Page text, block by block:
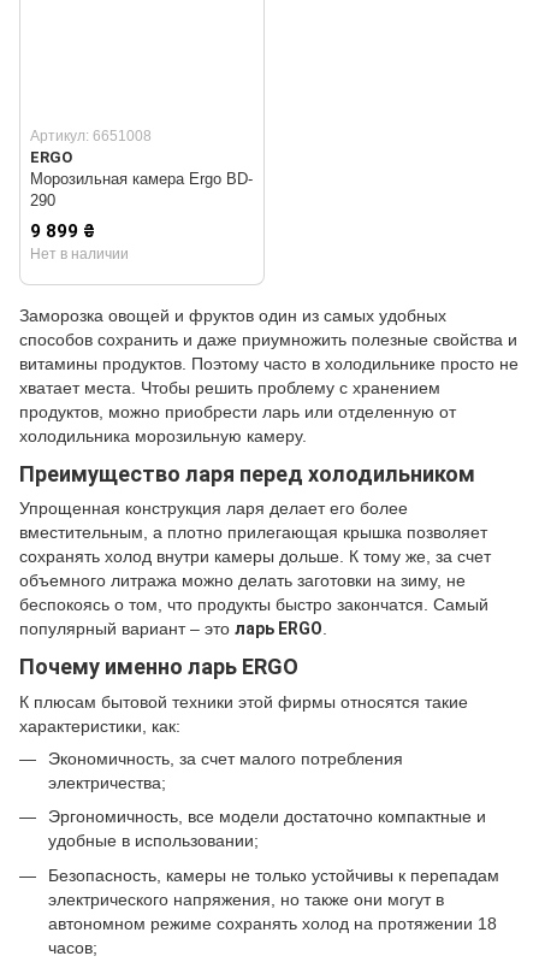
Артикул: 6651008
ERGO
Морозильная камера Ergo BD-
290
9 899 ₴
Нет в наличии
Заморозка овощей и фруктов один из самых удобных
способов сохранить и даже приумножить полезные свойства и
витамины продуктов. Поэтому часто в холодильнике просто не
хватает места. Чтобы решить проблему с хранением
продуктов, можно приобрести ларь или отделенную от
холодильника морозильную камеру.
Преимущество ларя перед холодильником
Упрощенная конструкция ларя делает его более
вместительным, а плотно прилегающая крышка позволяет
сохранять холод внутри камеры дольше. К тому же, за счет
объемного литража можно делать заготовки на зиму, не
беспокоясь о том, что продукты быстро закончатся. Самый
популярный вариант – это ларь ERGO
Почему именно ларь ERGO
К плюсам бытовой техники этой фирмы относятся такие
характеристики, как:
Экономичность, за счет малого потребления
электричества;
Эргономичность, все модели достаточно компактные и
удобные в использовании;
Безопасность, камеры не только устойчивы к перепадам
электрического напряжения, но также они могут в
автономном режиме сохранять холод на протяжении 18
часов;